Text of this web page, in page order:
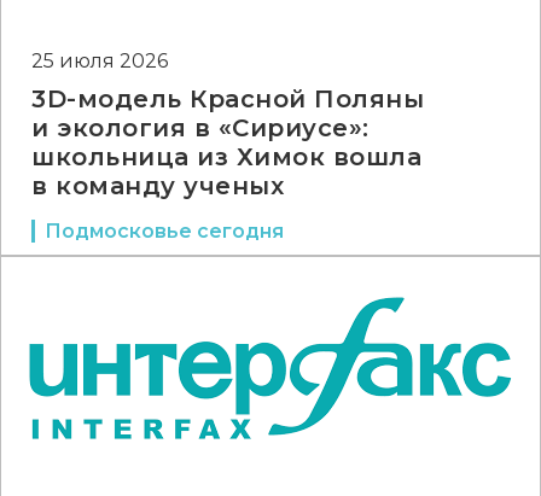
25 июля 2026
3D-модель Красной Поляны
и экология в «Сириусе»:
школьница из Химок вошла
в команду ученых
Подмосковье сегодня